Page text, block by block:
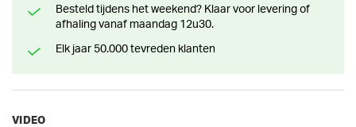
Besteld tijdens het weekend? Klaar voor levering of
afhaling vanaf maandag 12u30.
Elk jaar 50.000 tevreden klanten
VIDEO